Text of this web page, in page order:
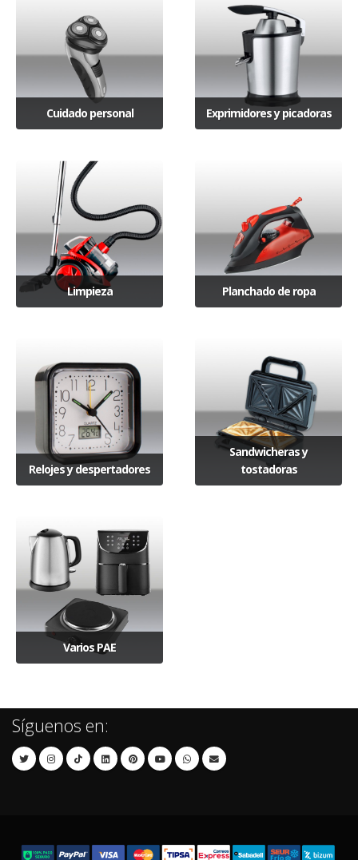
Cuidado personal Exprimidores y picadoras
Limpieza Planchado de ropa
Relojes y despertadores
Sandwicheras y
tostadoras
Varios PAE
Síguenos en: